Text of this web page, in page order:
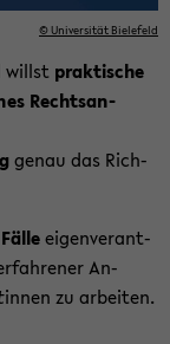
© Uni­ver­si­tät Bie­le­feld
willst prak­ti­sche
Rechts­an­
genau das Rich­
ei­gen­ver­ant­
An­
innen zu ar­bei­ten.